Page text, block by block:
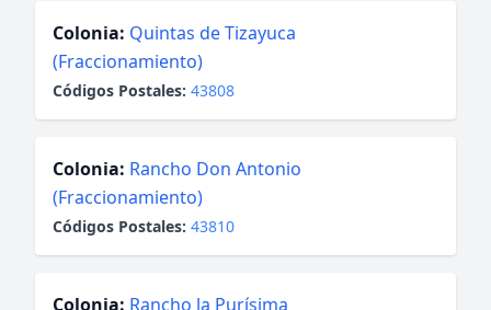
Colonia: Quintas de Tizayuca
(Fraccionamiento)
Códigos Postales: 43808
Colonia: Rancho Don Antonio
(Fraccionamiento)
Códigos Postales: 43810
Colonia: Rancho la Purísima